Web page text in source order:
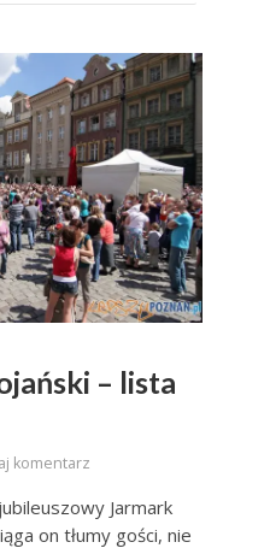
– lista
komentarz
Jarmark
on tłumy gości, nie